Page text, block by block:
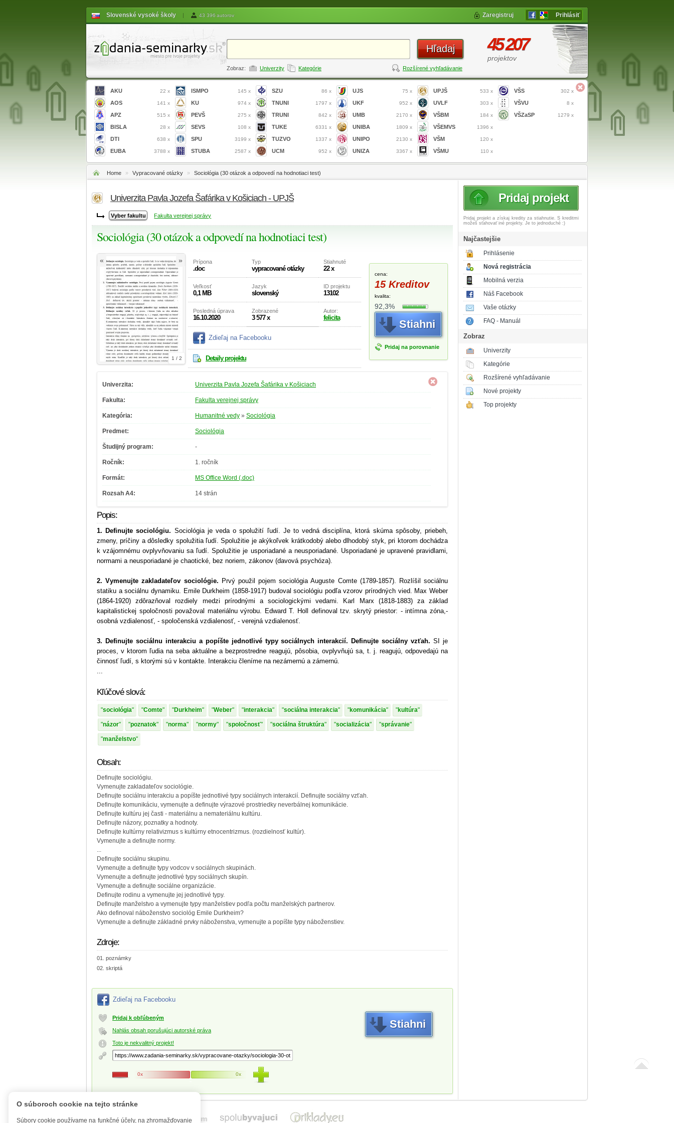
Slovenské vysoké školy | 43 396 autorov Zaregistruj Prihlásiť
Hľadaj
Zobraz: Univerzity Kategórie Rozšírené vyhľadávanie
45 207
projektov
AKU 22 x
AOS 141 x
APZ 515 x
BISLA 28 x
DTI 638 x
EUBA 3788 x
ISMPO 145 x
KU 974 x
PEVŠ 275 x
SEVS 108 x
SPU 3199 x
STUBA 2587 x
SZU 86 x
TNUNI 1797 x
TRUNI 842 x
TUKE 6331 x
TUZVO 1337 x
UCM 952 x
UJS 75 x
UKF 952 x
UMB 2170 x
UNIBA 1809 x
UNIPO 2130 x
UNIZA 3367 x
UPJŠ 533 x
UVLF 303 x
VŠBM 184 x
VŠEMVS 1396 x
VŠM 120 x
VŠMU 110 x
VŠS 302 x
VŠVU 8 x
VŠZaSP 1279 x
Home » Vypracované otázky » Sociológia (30 otázok a odpovedí na hodnotiaci test)
Univerzita Pavla Jozefa Šafárika v Košiciach - UPJŠ
Fakulta verejnej správy
Sociológia (30 otázok a odpovedí na hodnotiaci test)
1 / 2
« » Prípona
.doc
Typ
vypracované otázky
Stiahnuté
22 x
Veľkosť
0,1 MB
Jazyk
slovenský
ID projektu
13102
Posledná úprava
16.10.2020
Zobrazené
3 577 x
Autor:
felicita
Zdieľaj na Facebooku
Detaily projektu
cena:
15 Kreditov
kvalita:
92,3%
Stiahni
Pridaj na porovnanie
Univerzita: Univerzita Pavla Jozefa Šafárika v Košiciach
Fakulta: Fakulta verejnej správy
Kategória: Humanitné vedy » Sociológia
Predmet: Sociológia
Študijný program: -
Ročník: 1. ročník
Formát: MS Office Word (.doc)
Rozsah A4: 14 strán
Popis:
1. Definujte sociológiu. Sociológia je veda o spolužití ľudí. Je to vedná disciplína, ktorá skúma spôsoby, priebeh,
zmeny, príčiny a dôsledky spolužitia ľudí. Spolužitie je akýkoľvek krátkodobý alebo dlhodobý styk, pri ktorom dochádza
k vzájomnému ovplyvňovaniu sa ľudí. Spolužitie je usporiadané a neusporiadané. Usporiadané je upravené pravidlami,
normami a neusporiadané je chaotické, bez noriem, zákonov (davová psychóza).
2. Vymenujte zakladateľov sociológie. Prvý použil pojem sociológia Auguste Comte (1789-1857). Rozlíšil sociálnu
statiku a sociálnu dynamiku. Emile Durkheim (1858-1917) budoval sociológiu podľa vzorov prírodných vied. Max Weber
(1864-1920) zdôrazňoval rozdiely medzi prírodnými a sociologickými vedami. Karl Marx (1818-1883) za základ
kapitalistickej spoločnosti považoval materiálnu výrobu. Edward T. Holl definoval tzv. skrytý priestor: - intímna zóna,-
osobná vzdialenosť, - spoločenská vzdialenosť, - verejná vzdialenosť.
3. Definujte sociálnu interakciu a popíšte jednotlivé typy sociálnych interakcií. Definujte sociálny vzťah. SI je
proces, v ktorom ľudia na seba aktuálne a bezprostredne reagujú, pôsobia, ovplyvňujú sa, t. j. reagujú, odpovedajú na
činnosť ľudí, s ktorými sú v kontakte. Interakciu členíme na nezámernú a zámernú.
...
Kľúčové slová:
sociológia Comte Durkheim Weber interakcia sociálna interakcia komunikácia kultúra
názor poznatok norma normy spoločnosť sociálna štruktúra socializácia správanie
manželstvo
Obsah:
Definujte sociológiu.
Vymenujte zakladateľov sociológie.
Definujte sociálnu interakciu a popíšte jednotlivé typy sociálnych interakcií. Definujte sociálny vzťah.
Definujte komunikáciu, vymenujte a definujte výrazové prostriedky neverbálnej komunikácie.
Definujte kultúru jej časti - materiálnu a nemateriálnu kultúru.
Definujte názory, poznatky a hodnoty.
Definujte kultúrny relativizmus s kultúrny etnocentrizmus. (rozdielnosť kultúr).
Vymenujte a definujte normy.
...
Definujte sociálnu skupinu.
Vymenujte a definujte typy vodcov v sociálnych skupinách.
Vymenujte a definujte jednotlivé typy sociálnych skupín.
Vymenujte a definujte sociálne organizácie.
Definujte rodinu a vymenujte jej jednotlivé typy.
Definujte manželstvo a vymenujte typy manželstiev podľa počtu manželských partnerov.
Ako definoval náboženstvo sociológ Emile Durkheim?
Vymenujte a definujte základné prvky náboženstva, vymenujte a popíšte typy náboženstiev.
Zdroje:
poznámky
skriptá
Zdieľaj na Facebooku
Pridaj k obľúbeným
Nahlás obsah porušujúci autorské práva
Toto je nekvalitný projekt!
0x 0x
Stiahni
Pridaj projekt
Pridaj projekt a získaj kredity za stiahnutie. S kreditmi
možeš sťahovať iné projekty. Je to jednoduché :)
Najčastejšie
Prihlásenie
Nová registrácia
Mobilná verzia
Náš Facebook
Vaše otázky
FAQ - Manuál
Zobraz
Univerzity
Kategórie
Rozšírené vyhľadávanie
Nové projekty
Top projekty
O súboroch cookie na tejto stránke
Súbory cookie používame na funkčné účely, na zhromažďovanie